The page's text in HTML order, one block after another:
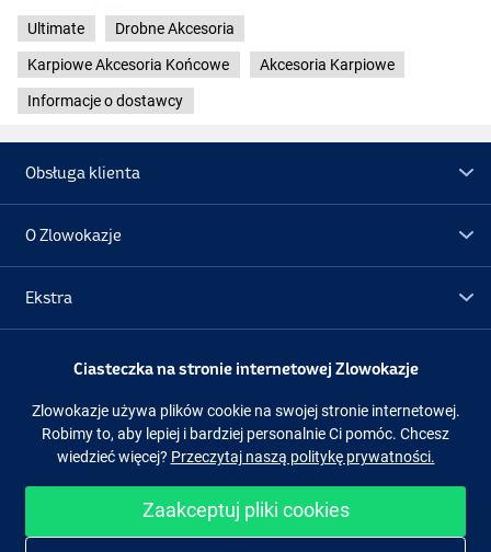
Ultimate Drobne Akcesoria
Karpiowe Akcesoria Końcowe Akcesoria Karpiowe
Informacje o dostawcy
Obsługa klienta
O Zlowokazje
Ekstra
Promocje
Obserwuj nas Facebook Instagram
Ciasteczka na stronie internetowej Zlowokazje
Zlowokazje używa plików cookie na swojej stronie internetowej.
Robimy to, aby lepiej i bardziej personalnie Ci pomóc. Chcesz
wiedzieć więcej? Przeczytaj naszą politykę prywatności.
Zaakceptuj pliki cookies